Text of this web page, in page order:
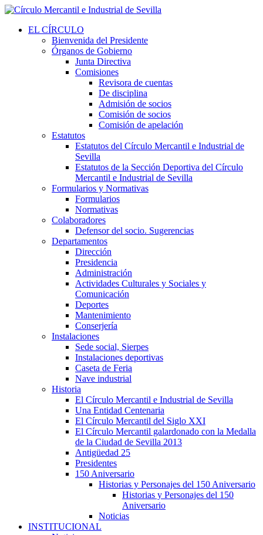
EL CÍRCULO
Bienvenida del Presidente
Órganos de Gobierno
Junta Directiva
Comisiones
Revisora de cuentas
De disciplina
Admisión de socios
Comisión de socios
Comisión de apelación
Estatutos
Estatutos del Círculo Mercantil e Industrial de
Sevilla
Estatutos de la Sección Deportiva del Círculo
Mercantil e Industrial de Sevilla
Formularios y Normativas
Formularios
Normativas
Colaboradores
Defensor del socio. Sugerencias
Departamentos
Dirección
Presidencia
Administración
Actividades Culturales y Sociales y
Comunicación
Deportes
Mantenimiento
Conserjería
Instalaciones
Sede social, Sierpes
Instalaciones deportivas
Caseta de Feria
Nave industrial
Historia
El Círculo Mercantil e Industrial de Sevilla
Una Entidad Centenaria
El Círculo Mercantil del Siglo XXI
El Círculo Mercantil galardonado con la Medalla
de la Ciudad de Sevilla 2013
Antigüedad 25
Presidentes
150 Aniversario
Historias y Personajes del 150 Aniversario
Historias y Personajes del 150
Aniversario
Noticias
INSTITUCIONAL